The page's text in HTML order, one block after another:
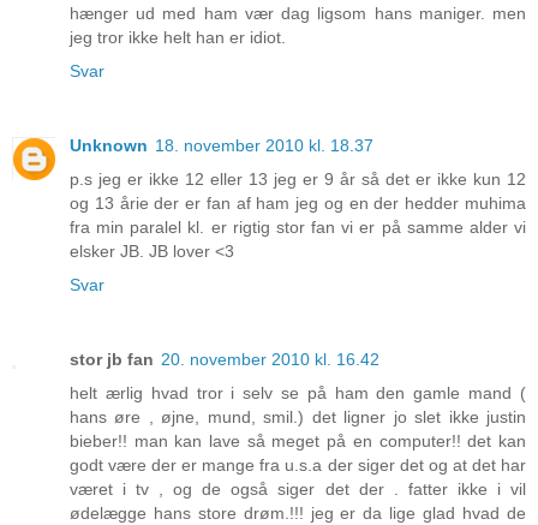
hænger ud med ham vær dag ligsom hans maniger. men
jeg tror ikke helt han er idiot.
Svar
Unknown 18. november 2010 kl. 18.37
p.s jeg er ikke 12 eller 13 jeg er 9 år så det er ikke kun 12
og 13 årie der er fan af ham jeg og en der hedder muhima
fra min paralel kl. er rigtig stor fan vi er på samme alder vi
elsker JB. JB lover <3
Svar
stor jb fan 20. november 2010 kl. 16.42
helt ærlig hvad tror i selv se på ham den gamle mand (
hans øre , øjne, mund, smil.) det ligner jo slet ikke justin
bieber!! man kan lave så meget på en computer!! det kan
godt være der er mange fra u.s.a der siger det og at det har
været i tv , og de også siger det der . fatter ikke i vil
ødelægge hans store drøm.!!! jeg er da lige glad hvad de